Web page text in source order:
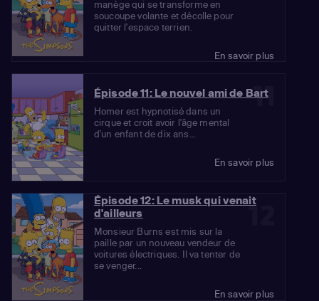
manège qui se transforme en
soucoupe volante et décolle pour
quitter l'espace terrien.
En savoir plus
11
Épisode 11: Le nouvel ami de Bart
Homer est hypnotisé dans un
cirque et croit avoir l'âge mental
d'un enfant de dix ans...
En savoir plus
12
Épisode 12: Le musk qui venait
d'ailleurs
Monsieur Burns est mis sur la
paille par un nouveau vendeur de
voitures électriques. Il va tenter de
se venger...
En savoir plus